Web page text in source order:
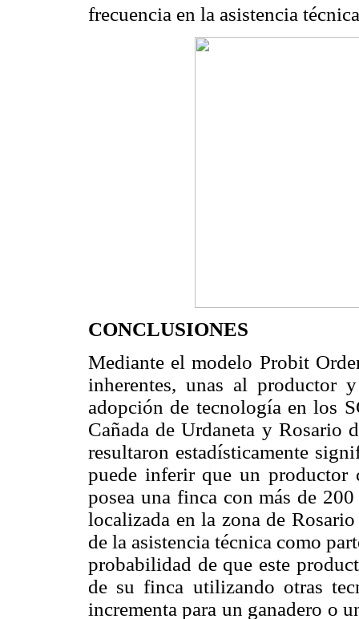
frecuencia en la asistencia
CONCLUSIONES
Mediante el modelo Probit
inherentes, unas al productor
adopción de tecnología en los
Cañada de Urdaneta y Rosario
resultaron estadísticamente
puede inferir que un
posea una finca con más de
localizada en la zona de
de la asistencia técnica como
probabilidad de que este
de su finca utilizando otras
incrementa para un ganadero o